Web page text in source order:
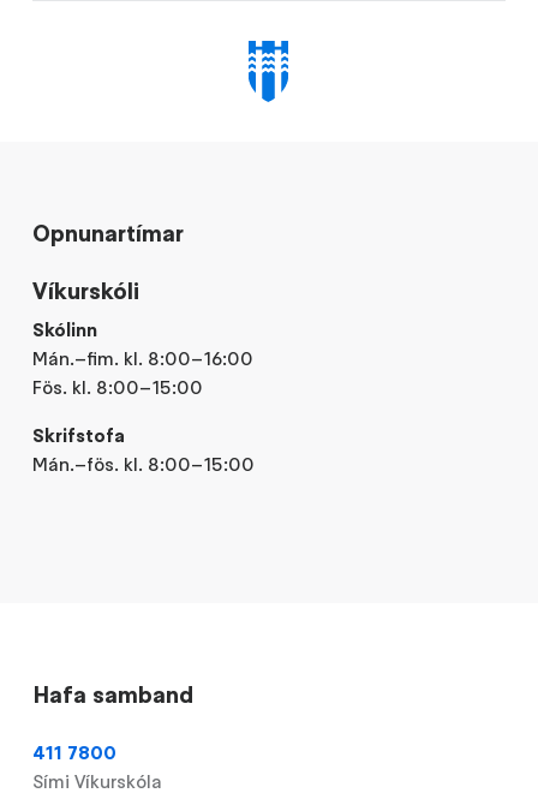
Opnunartímar
Víkurskóli
Skólinn
Mán.–fim. kl. 8:00–16:00
Fös. kl. 8:00–15:00
Skrifstofa
Mán.–fös. kl. 8:00–15:00
Hafa samband
411 7800
Sími Víkurskóla